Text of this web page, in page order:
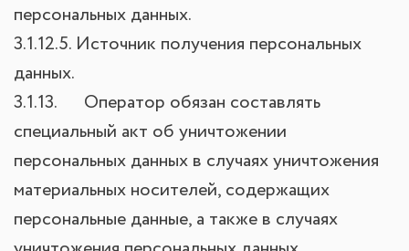
персональных данных.
3.1.12.5. Источник получения персональных
данных.
3.1.13. Оператор обязан составлять
специальный акт об уничтожении
персональных данных в случаях уничтожения
материальных носителей, содержащих
персональные данные, а также в случаях